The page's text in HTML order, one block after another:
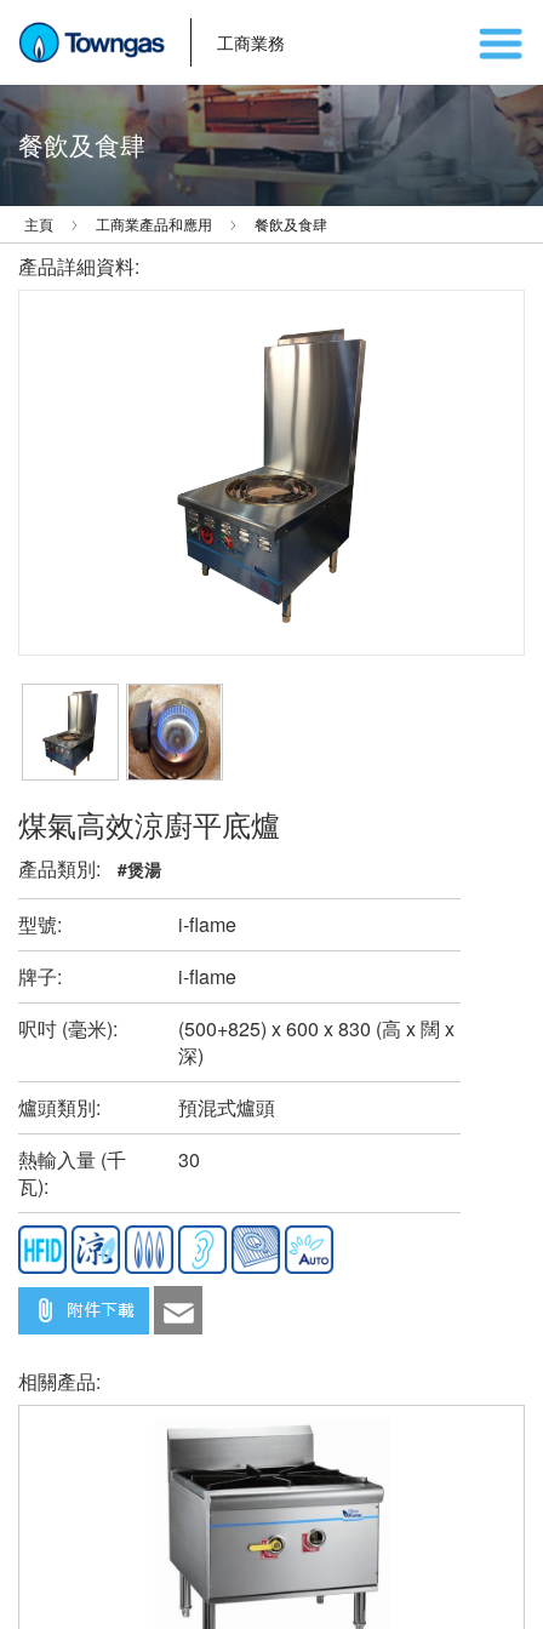
工商業務
餐飲及食肆
主頁 工商業產品和應用 餐飲及食肆
產品詳細資料:
煤氣高效涼廚平底爐
產品類別: #煲湯
型號:
i-flame
牌子:
i-flame
呎吋 (毫米):
(500+825) x 600 x 830 (高 x 闊 x
深)
爐頭類別:
預混式爐頭
熱輸入量 (千
瓦):
30
相關產品: